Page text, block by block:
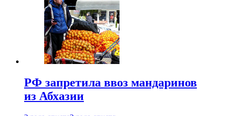
РФ запретила ввоз мандаринов
из Абхазии